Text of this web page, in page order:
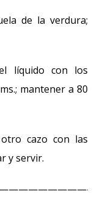
de la verdura;
líquido con los
mantener a 80
cazo con las
y servir.